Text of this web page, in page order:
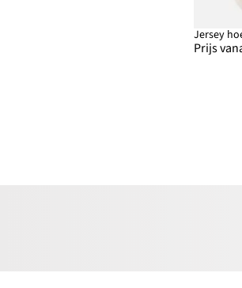
Jersey
Prijs